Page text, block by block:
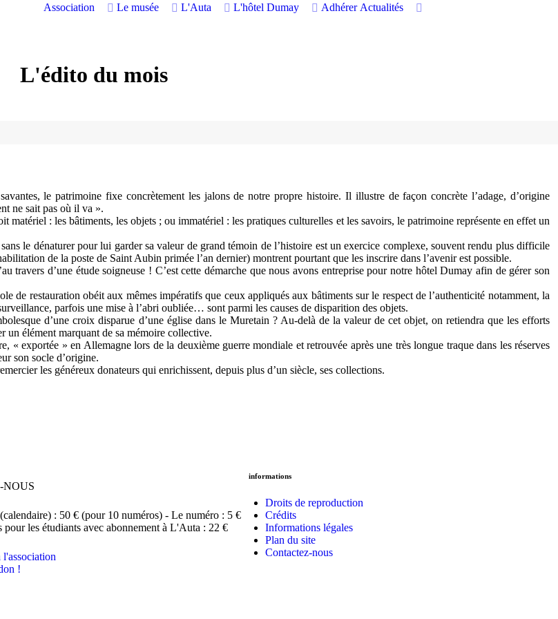
Association Le musée L'Auta L'hôtel Dumay Adhérer Actualités
L'édito du mois
le patrimoine fixe concrètement les jalons de notre propre histoire. Il illustre de façon concrète l’adage, d’origine
ne sait pas où il va ».
: les bâtiments, les objets ; ou immatériel : les pratiques culturelles et les savoirs, le patrimoine représente en effet un
le dénaturer pour lui garder sa valeur de grand témoin de l’histoire est un exercice complexe, souvent rendu plus difficile
de la poste de Saint Aubin primée l’an dernier) montrent pourtant que les inscrire dans l’avenir est possible.
travers d’une étude soigneuse ! C’est cette démarche que nous avons entreprise pour notre hôtel Dumay afin de gérer son
de restauration obéit aux mêmes impératifs que ceux appliqués aux bâtiments sur le respect de l’authenticité notamment, la
parfois une mise à l’abri oubliée… sont parmi les causes de disparition des objets.
d’une croix disparue d’une église dans le Muretain ? Au-delà de la valeur de cet objet, on retiendra que les efforts
un élément marquant de sa mémoire collective.
exportée » en Allemagne lors de la deuxième guerre mondiale et retrouvée après une très longue traque dans les réserves
son socle d’origine.
les généreux donateurs qui enrichissent, depuis plus d’un siècle, ses collections.
NOUS
: 50 € (pour 10 numéros) - Le numéro : 5 €
pour les étudiants avec abonnement à L'Auta : 22 €
l'association
!
informations
Droits de reproduction
Crédits
Informations légales
Plan du site
Contactez-nous